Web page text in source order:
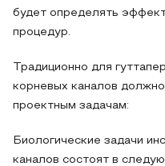
будет определять
процедур.
Традиционно для
корневых каналов
проектным задачам:
Биологические задачи
каналов состоят в